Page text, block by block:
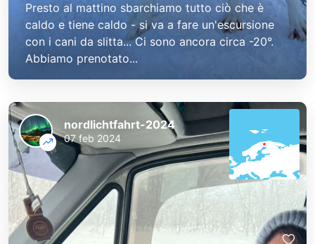
Presto al mattino sbarchiamo tutto ciò che è
caldo e tiene caldo - si va a fare un'escursione
con i cani da slitta... Ci sono ancora circa -20°.
Abbiamo prenotato...
nordlichtfahrt-2024
07 feb 2024